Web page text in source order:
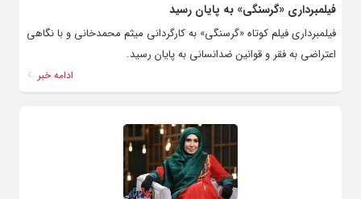
فیلمبرداری «گرسنگی» به پایان رسید
فیلمبرداری فیلم‌ کوتاه «گرسنگی» به کارگردانی میثم محمدخانی و با نگاهی
اعتراضی به فقر و قوانین ضدانسانی به پایان رسید.
ادامه خبر